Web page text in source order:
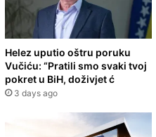
Helez uputio oštru poruku
Vučiću: “Pratili smo svaki tvoj
pokret u BiH, doživjet ć
3 days ago